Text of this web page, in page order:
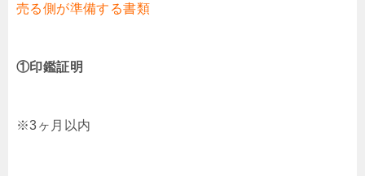
売る側が準備する書類
①印鑑証明
※3ヶ月以内